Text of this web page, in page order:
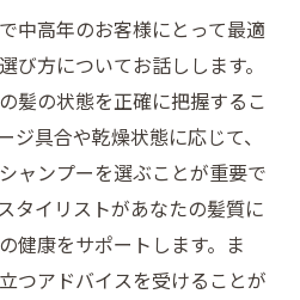
中高年のお客様にとって最適
び方についてお話しします。
髪の状態を正確に把握するこ
ジ具合や乾燥状態に応じて、
ャンプーを選ぶことが重要で
タイリストがあなたの髪質に
健康をサポートします。ま
つアドバイスを受けることが